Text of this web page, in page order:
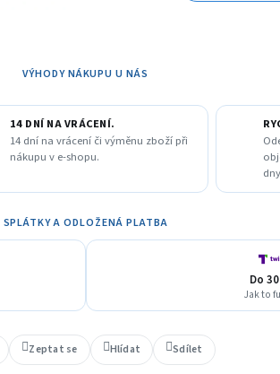
VÝHODY NÁKUPU U NÁS
14 DNÍ NA VRÁCENÍ.
14 dní na vrácení či výměnu zboží při
nákupu v e-shopu.
SPLÁTKY A ODLOŽENÁ PLATBA
Do
Jak to
Zeptat se Hlídat Sdílet